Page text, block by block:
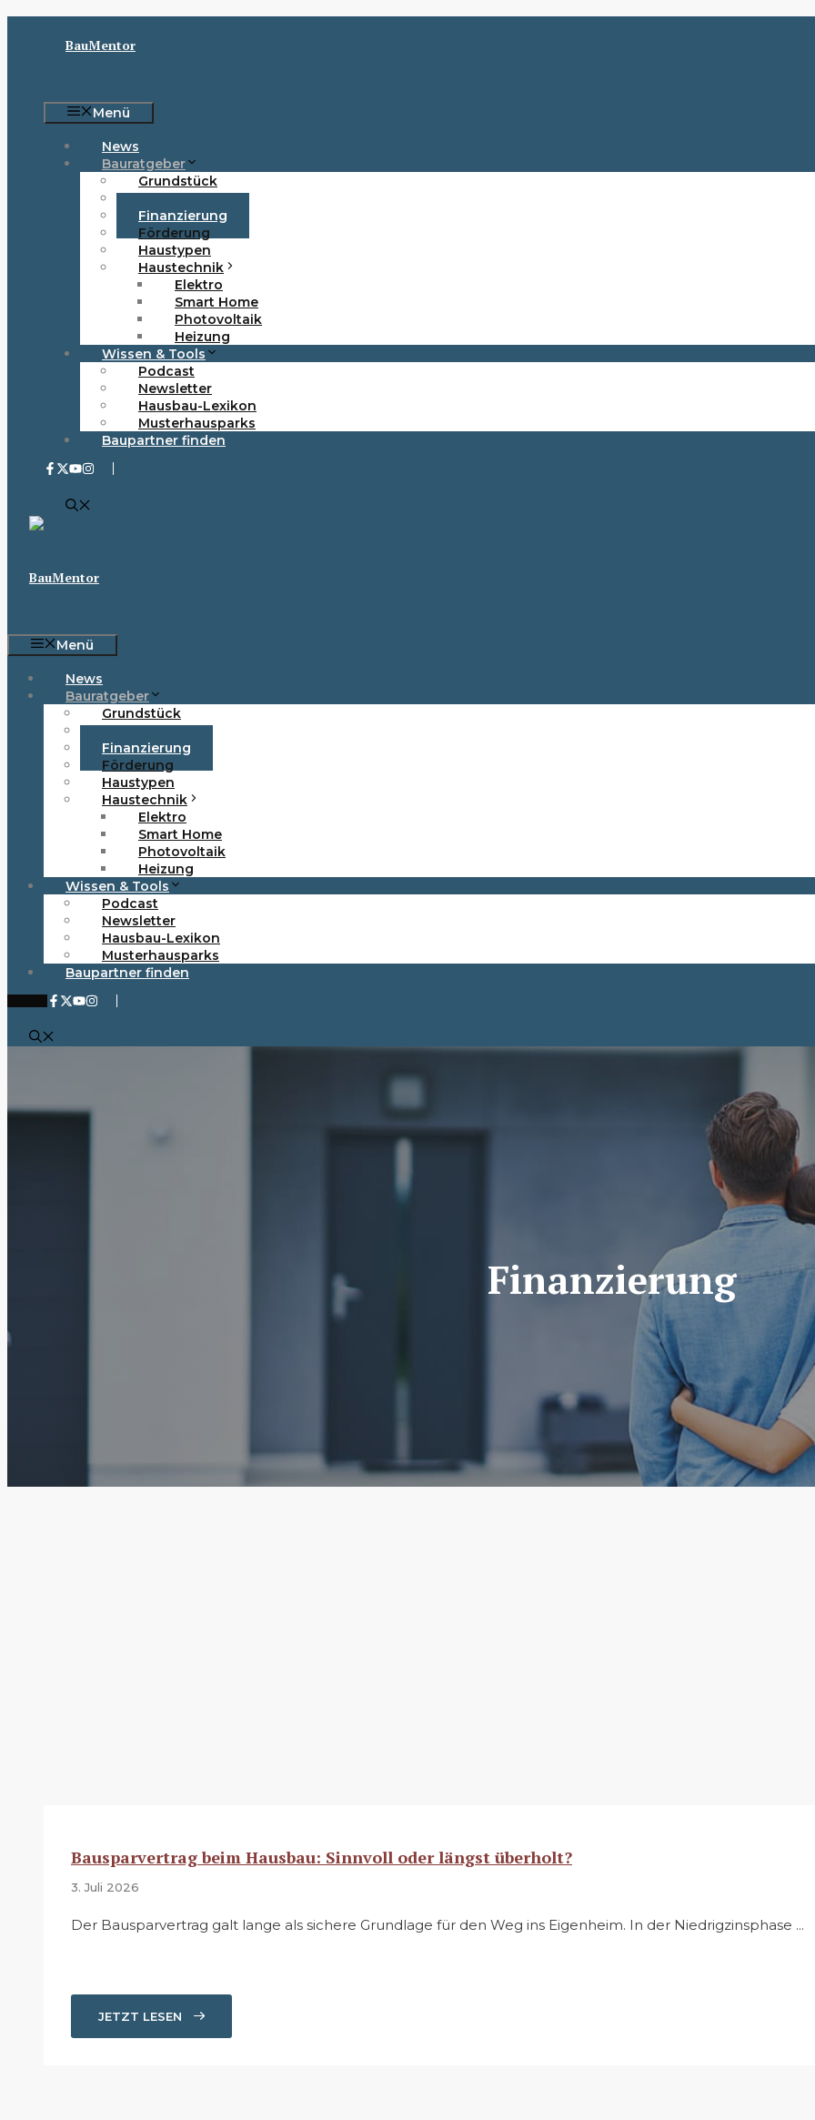
BauMentor
Menü
News
Bauratgeber
Grundstück
Finanzierung
Förderung
Haustypen
Haustechnik
Elektro
Smart Home
Photovoltaik
Heizung
Wissen & Tools
Podcast
Newsletter
Hausbau-Lexikon
Musterhausparks
Baupartner finden
BauMentor
Menü
News
Bauratgeber
Grundstück
Baurecht
Finanzierung
Förderung
Haustypen
Haustechnik
Elektro
Smart Home
Photovoltaik
Heizung
Wissen & Tools
Podcast
Newsletter
Hausbau-Lexikon
Musterhausparks
Baupartner finden
Finanzierung
Bausparvertrag beim Hausbau: Sinnvoll oder längst überholt?
3. Juli 2026
Der Bausparvertrag galt lange als sichere Grundlage für den Weg ins Eigenheim. In der Niedrigzinsphase ...
JETZT LESEN